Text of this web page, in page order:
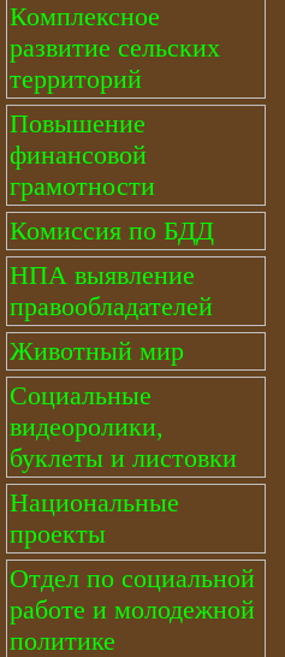
Комплексное
развитие сельских
территорий
Повышение
финансовой
грамотности
Комиссия по БДД
НПА выявление
правообладателей
Животный мир
Социальные
видеоролики,
буклеты и листовки
Национальные
проекты
Отдел по социальной
работе и молодежной
политике